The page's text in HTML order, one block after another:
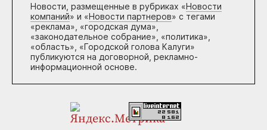
Новости, размещенные в рубриках «Новости
компаний» и «Новости партнеров» с тегами
«реклама», «городская дума»,
«законодательное собрание», «политика»,
«область», «Городской голова Калуги»
публикуются на договорной, рекламно-
информационной основе.